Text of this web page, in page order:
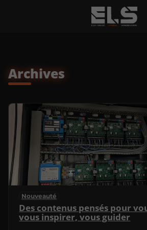
Archives
Nouveauté
Des contenus pensés pour
vous inspirer, vous guider